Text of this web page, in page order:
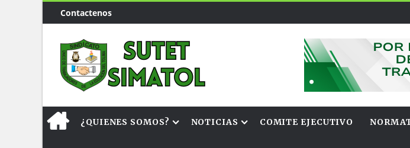
Contactenos
¿QUIENES SOMOS? NOTICIAS COMITE EJECUTIVO